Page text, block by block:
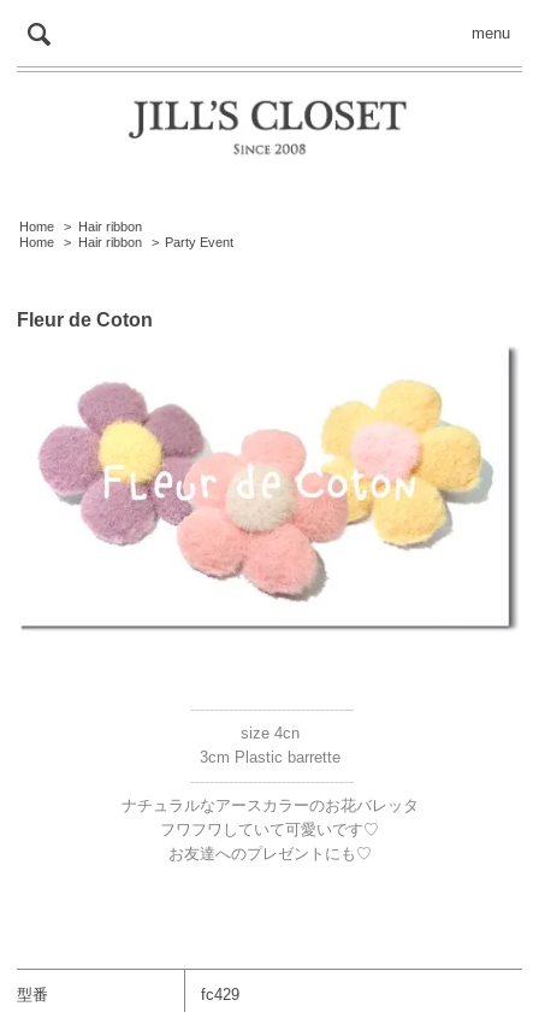
menu
Home > Hair ribbon
Home
> Hair ribbon > Party Event
Fleur de Coton
----------------------------------
size 4cn
3cm Plastic barrette
----------------------------------
ナチュラルなアースカラーのお花バレッタ
フワフワしていて可愛いです♡
お友達へのプレゼントにも♡
型番 fc429